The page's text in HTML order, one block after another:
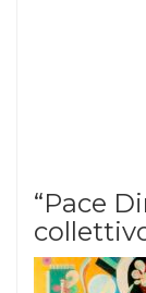
“Pace